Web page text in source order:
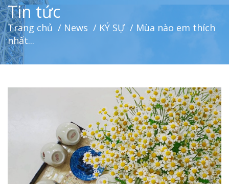
Tin tức
Trang chủ / News / KÝ SỰ / Mùa nào em thích
nhất...